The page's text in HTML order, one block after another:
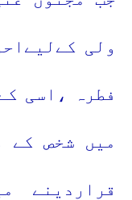
ولی
فطرہ ،اسی
میں شخص کے
قراردینے